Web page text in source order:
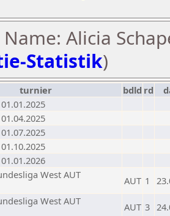
Alicia
Statistik)
turnier bdld rd
West AUT
AUT 1
West AUT
AUT 3